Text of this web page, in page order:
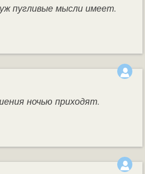
пугливые мысли имеет.
ночью приходят.